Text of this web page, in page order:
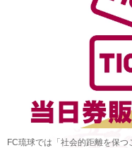
FC琉球では「社会的距離を保